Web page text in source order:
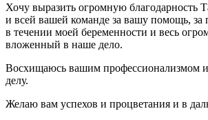
Хочу выразить огромную благодарность
и всей вашей команде за вашу помощь, за
в течении моей беременности и весь
вложенный в наше дело.
Восхищаюсь вашим профессионализмом
делу.
Желаю вам успехов и процветания и в